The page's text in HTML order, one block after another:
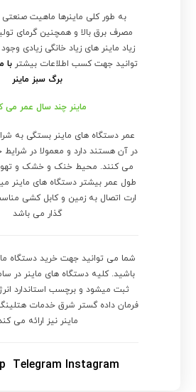
به طور کلی ماینرها ماهیت صنعتی
مصرف برق بالا و همچنین گرمای
زیاد ماینر های زیاد خانگی زیادی
توانید جهت کسب اطلاعات بیشتر با
برگ سبز ماینر
ماینر چند سال عمر می
عمر دستگاه های ماینر بستگی به
می کنند. محیط خنک و خشک و
طول عمر بیشتر دستگاه های ماینر
ارت اتصال به زمین و کابل کشی
گذار می باشد
شما می توانید جهت خرید دستگاه
باشید. کلیه دستگاه های ماینر در
ثبت میشود و برچسب استاندارد
فرمان داده گستر شرق خدمات
ماینر نیز ارائه می
Telegram Instagram